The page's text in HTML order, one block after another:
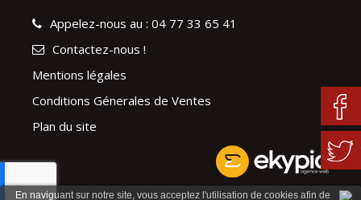
En naviguant sur notre site, vous acceptez l'utilisation de cookies afin de
Appelez-nous au : 04 77 33 65 41
Contactez-nous !
Mentions légales
Conditions Génerales de Ventes
Plan du site